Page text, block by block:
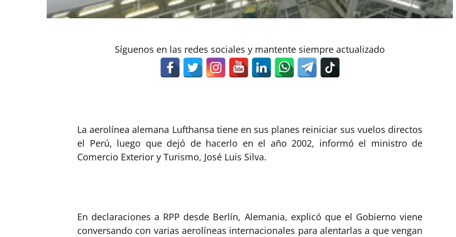
Síguenos en las redes sociales y mantente siempre actualizado
La aerolínea alemana Lufthansa tiene en sus planes reiniciar sus vuelos directos
el Perú, luego que dejó de hacerlo en el año 2002, informó el ministro de
Comercio Exterior y Turismo, José Luis Silva.
En declaraciones a RPP desde Berlín, Alemania, explicó que el Gobierno viene
conversando con varias aerolíneas internacionales para alentarlas a que vengan